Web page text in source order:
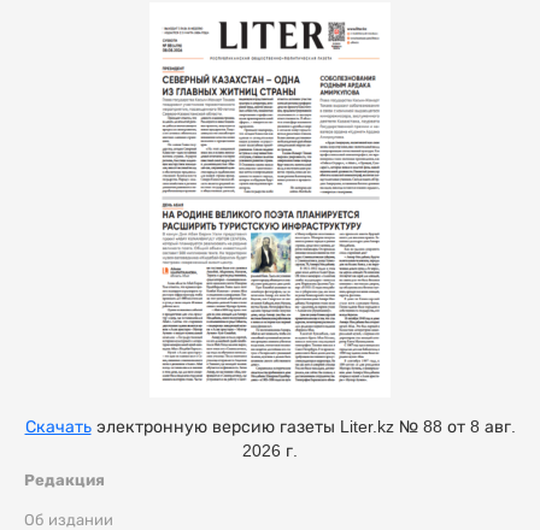
Редакция
Об издании
Скачатьэлектронную версию газеты Liter.kz № 88 от 8 авг.
2026 г.